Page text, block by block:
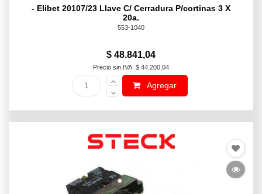
- Elibet 20107/23 Llave C/ Cerradura P/cortinas 3 X
20a.
553-1040
$ 48.841,04
Precio sin IVA: $ 44.200,04
Agregar